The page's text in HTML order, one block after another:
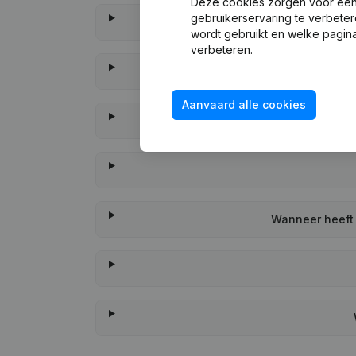
Wanneer
gebruikerservaring te
wordt gebruikt en welke
verbeteren.
Aanvaard alle cookies